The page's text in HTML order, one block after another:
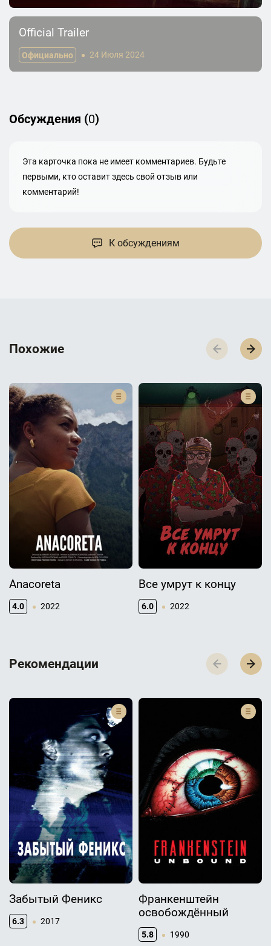
Official Trailer
Официально 24 Июля 2024
Обсуждения (0)
Эта карточка пока не имеет комментариев. Будьте
первыми, кто оставит здесь свой отзыв или
комментарий!
К обсуждениям
П­­­о­­­х­­­о­­­ж­­­и­­­е
Anacoreta
4.0 2022
Все умрут к концу
6.0 2022
Р­­­е­­­к­­­о­­­м­­­е­­­н­­­д­­­а­­­ц­­­и­­­и
Забытый Феникс
6.3 2017
Франкенштейн
освобождённый
5.8 1990